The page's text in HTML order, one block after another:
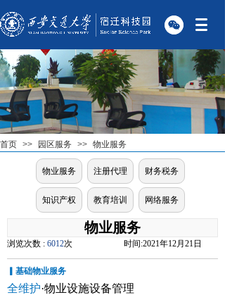
物业服务 注册代理 财务税务
知识产权 教育培训 网络服务
首页 >> 园区服务 >> 物业服务
浏览次数 : 6012次 时间:2021年12月21日
物业服务
基础物业服务
全维护·物业设施设备管理